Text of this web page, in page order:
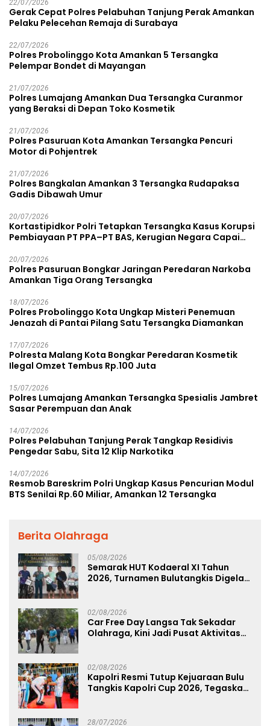
22/07/2026
Gerak Cepat Polres Pelabuhan Tanjung Perak Amankan
Pelaku Pelecehan Remaja di Surabaya
22/07/2026
Polres Probolinggo Kota Amankan 5 Tersangka
Pelempar Bondet di Mayangan
21/07/2026
Polres Lumajang Amankan Dua Tersangka Curanmor
yang Beraksi di Depan Toko Kosmetik
21/07/2026
Polres Pasuruan Kota Amankan Tersangka Pencuri
Motor di Pohjentrek
21/07/2026
Polres Bangkalan Amankan 3 Tersangka Rudapaksa
Gadis Dibawah Umur
20/07/2026
Kortastipidkor Polri Tetapkan Tersangka Kasus Korupsi
Pembiayaan PT PPA–PT BAS, Kerugian Negara Capai
20/07/2026
Polres Pasuruan Bongkar Jaringan Peredaran Narkoba
Amankan Tiga Orang Tersangka
18/07/2026
Polres Probolinggo Kota Ungkap Misteri Penemuan
Jenazah di Pantai Pilang Satu Tersangka Diamankan
17/07/2026
Polresta Malang Kota Bongkar Peredaran Kosmetik
Ilegal Omzet Tembus Rp.100 Juta
15/07/2026
Polres Lumajang Amankan Tersangka Spesialis Jambret
Sasar Perempuan dan Anak
14/07/2026
Polres Pelabuhan Tanjung Perak Tangkap Residivis
Pengedar Sabu, Sita 12 Klip Narkotika
14/07/2026
Resmob Bareskrim Polri Ungkap Kasus Pencurian Modul
BTS Senilai Rp.60 Miliar, Amankan 12 Tersangka
Berita Olahraga
05/08/2026
Semarak HUT Kodaeral XI Tahun
2026, Turnamen Bulutangkis Digelar
02/08/2026
Car Free Day Langsa Tak Sekadar
Olahraga, Kini Jadi Pusat Aktivitas
02/08/2026
Kapolri Resmi Tutup Kejuaraan Bulu
Tangkis Kapolri Cup 2026, Tegaskan
28/07/2026